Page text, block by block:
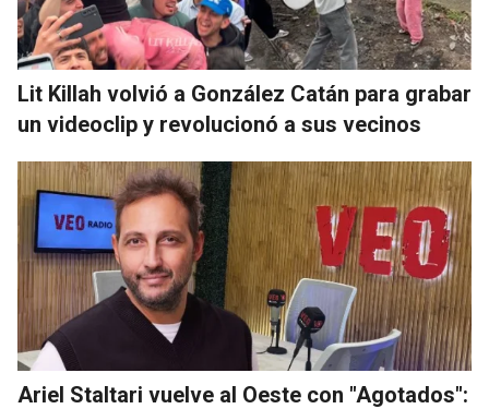
Lit Killah volvió a González Catán para grabar
un videoclip y revolucionó a sus vecinos
Ariel Staltari vuelve al Oeste con "Agotados":